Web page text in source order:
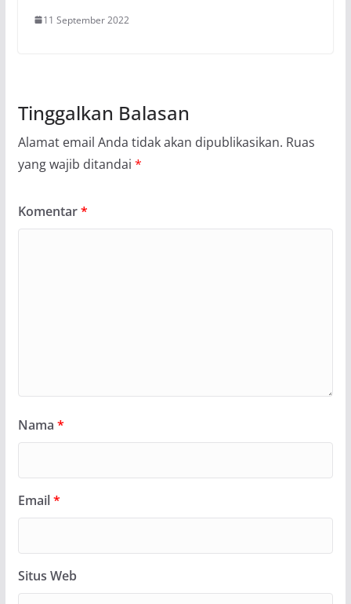
11 September 2022
Tinggalkan Balasan
Alamat email Anda tidak akan dipublikasikan. Ruas
yang wajib ditandai *
Komentar*
Nama *
Email*
Situs Web